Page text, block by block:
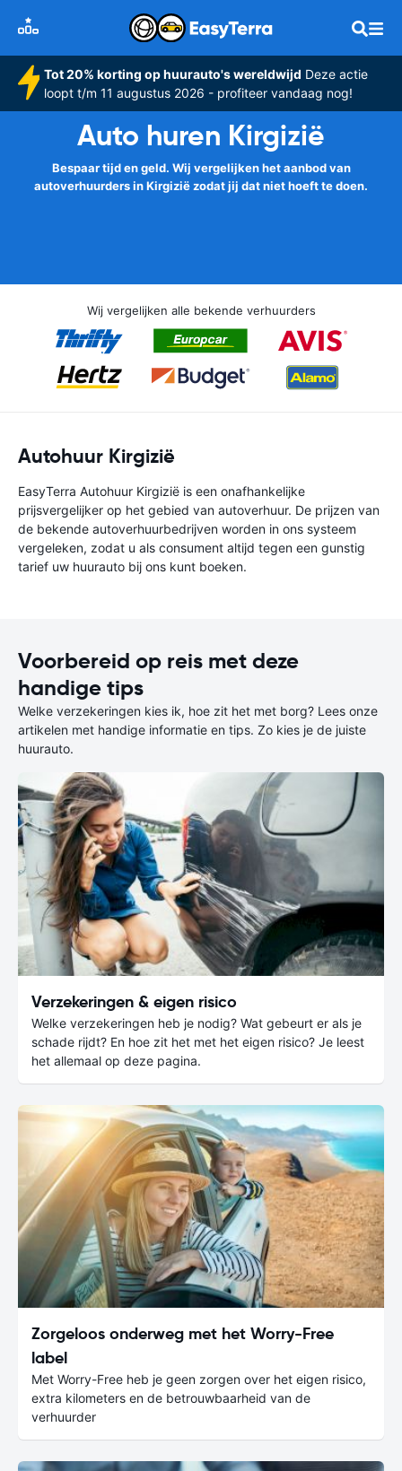
Tot 20% korting op huurauto's wereldwijd Deze actie
loopt t/m 11 augustus 2026 - profiteer vandaag nog!
Auto huren Kirgizië
Bespaar tijd en geld. Wij vergelijken het aanbod van
autoverhuurders in Kirgizië zodat jij dat niet hoeft te doen.
Wij vergelijken alle bekende verhuurders
Autohuur Kirgizië
EasyTerra Autohuur Kirgizië is een onafhankelijke
prijsvergelijker op het gebied van autoverhuur. De prijzen van
de bekende autoverhuurbedrijven worden in ons systeem
vergeleken, zodat u als consument altijd tegen een gunstig
tarief uw huurauto bij ons kunt boeken.
Voorbereid op reis met deze
handige tips
Welke verzekeringen kies ik, hoe zit het met borg? Lees onze
artikelen met handige informatie en tips. Zo kies je de juiste
huurauto.
Verzekeringen & eigen risico
Welke verzekeringen heb je nodig? Wat gebeurt er als je
schade rijdt? En hoe zit het met het eigen risico? Je leest
het allemaal op deze pagina.
Zorgeloos onderweg met het Worry-Free
label
Met Worry-Free heb je geen zorgen over het eigen risico,
extra kilometers en de betrouwbaarheid van de
verhuurder